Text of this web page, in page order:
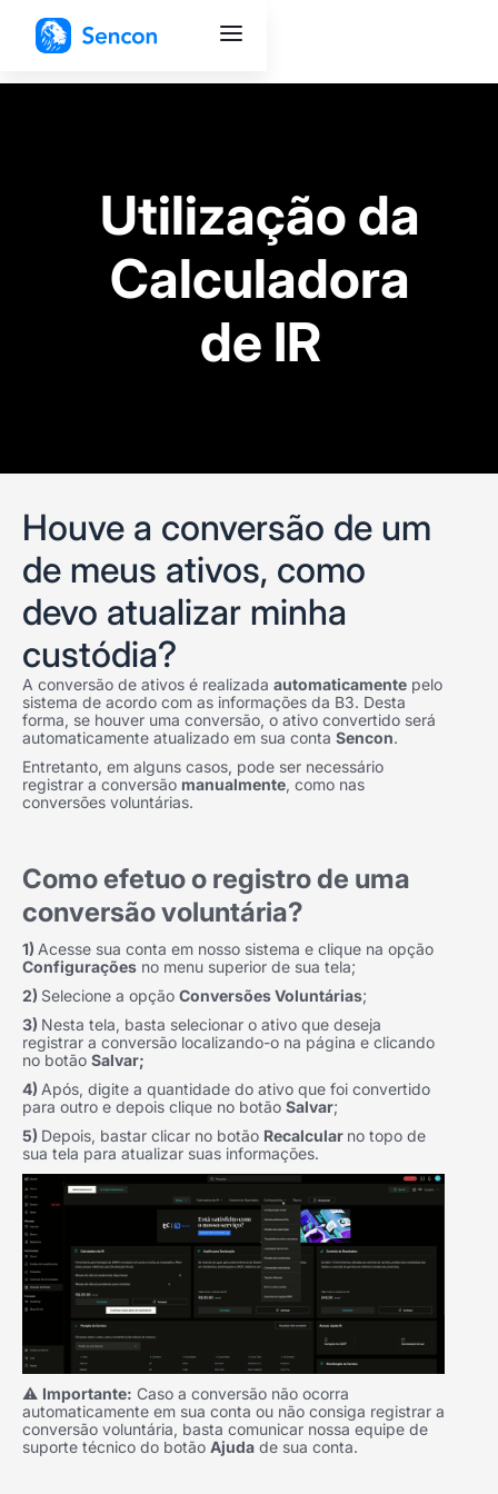
Utilização da
Calculadora
de IR
Houve a conversão de um
de meus ativos, como
devo atualizar minha
custódia?
A conversão de ativos é realizada automaticamente pelo
sistema de acordo com as informações da B3. Desta
forma, se houver uma conversão, o ativo convertido será
automaticamente atualizado em sua conta Sencon.
Entretanto, em alguns casos, pode ser necessário
registrar a conversão manualmente, como nas
conversões voluntárias.
Como efetuo o registro de uma
conversão voluntária?
1) Acesse sua conta em nosso sistema e clique na opção
Configurações no menu superior de sua tela;
2) Selecione a opção Conversões Voluntárias;
3) Nesta tela, basta selecionar o ativo que deseja
registrar a conversão localizando-o na página e clicando
no botão Salvar;
4) Após, digite a quantidade do ativo que foi convertido
para outro e depois clique no botão Salvar;
5) Depois, bastar clicar no botão Recalcular no topo de
sua tela para atualizar suas informações.
⚠️ Importante: Caso a conversão não ocorra
automaticamente em sua conta ou não consiga registrar a
conversão voluntária, basta comunicar nossa equipe de
suporte técnico do botão Ajuda de sua conta.